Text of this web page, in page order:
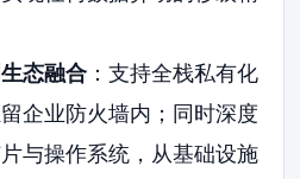
态融合：支持全栈私有化
企业防火墙内；同时深度
与操作系统，从基础设施